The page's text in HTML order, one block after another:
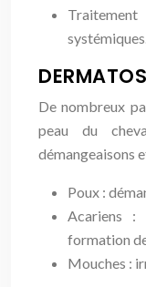
De nombreux
peau du
démangeaisons
Poux :
Acariens :
formation
Mouches :